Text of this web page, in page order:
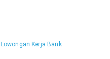
Lowongan Kerja Bank